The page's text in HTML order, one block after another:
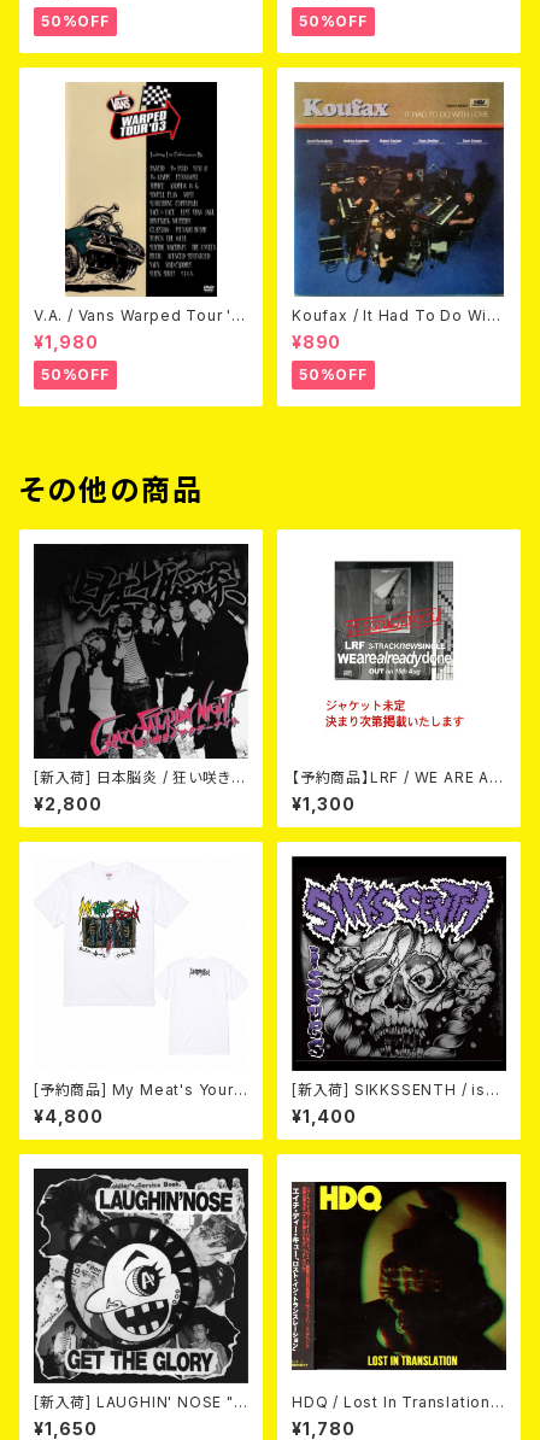
50%OFF 50%OFF
V.A. / Vans Warped Tour '0
3 (DVD)
¥1,980
50%OFF
Koufax / It Had To Do With
Love (CD)
¥890
50%OFF
その他の商品
[新入荷] 日本脳炎 / 狂い咲きサ
タデーナイト(CD)
¥2,800
【予約商品】LRF / WE ARE AL
READY DONE (CD) 【8月15日
発売】
¥1,300
[予約商品] My Meat's Your
Poison -あんたにゃ毒でもオイ
ラにゃ薬- (WHITE) 熊本地震
復興支援T-shirt (XXL & XXX
予定！
¥4,800
[新入荷] SIKKSSENTH / issu
es (CD-R)
¥1,400
[新入荷] LAUGHIN' NOSE "G
ET THE GLORY" (CD)
¥1,650
HDQ / Lost In Translation
CD
¥1,780